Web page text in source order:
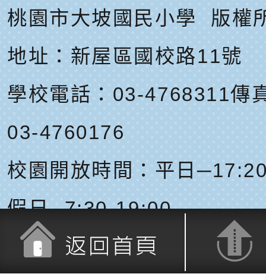
桃園市大坡國民小學
版權
地址： 新屋區國校路11號
學校電話：03-4768311傳
03-4760176
校園開放時間：平日
假日─7:30-19:00